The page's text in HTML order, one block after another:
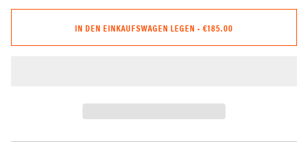
IN DEN EINKAUFSWAGEN LEGEN • €185.00